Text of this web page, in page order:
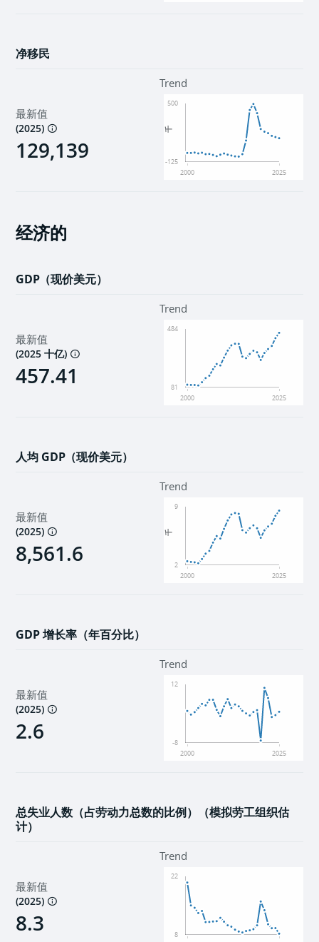
净移民
最新值
(2025)
129,139
Trend
2000 2025
千
-125
500
经济的
GDP（现价美元）
最新值
(2025 十亿)
457.41
Trend
2000 2025
81
484
人均 GDP（现价美元）
最新值
(2025)
8,561.6
Trend
2000 2025
千
2
9
GDP 增长率（年百分比）
最新值
(2025)
2.6
Trend
2000 2025
-8
12
总失业人数（占劳动力总数的比例）（模拟劳工组织估
计）
最新值
(2025)
8.3
Trend
8
22